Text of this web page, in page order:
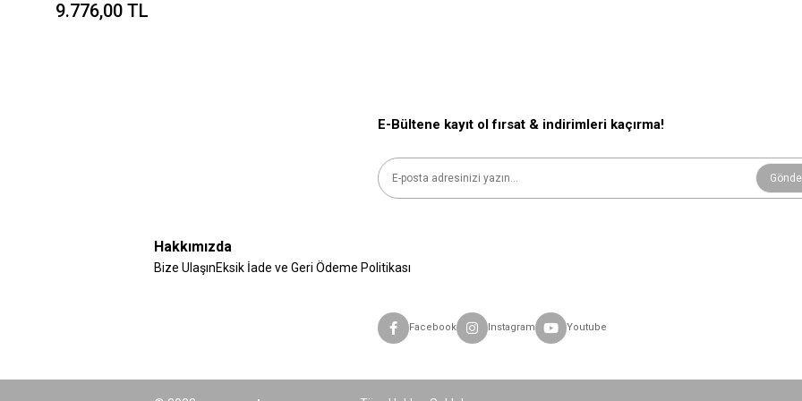
9.776,00 TL
E-Bültene kayıt ol fırsat & indirimleri kaçırma!
Hakkımızda
Bize UlaşınEksik İade ve Geri Ödeme Politikası
Facebook Instagram Youtube